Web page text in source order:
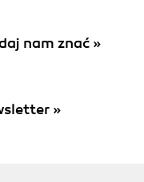
nam znać »
»